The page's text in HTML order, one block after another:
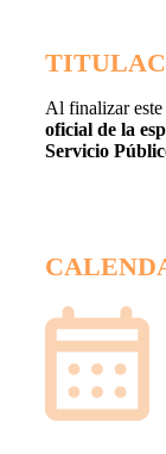
Al finalizar
oficial de la
Servicio